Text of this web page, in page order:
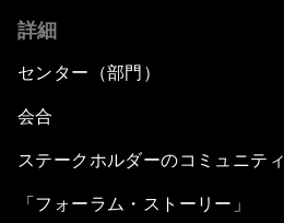
詳細
センター（部門）
会合
ステークホルダーのコミュニティ
「フォーラム・ストーリー」